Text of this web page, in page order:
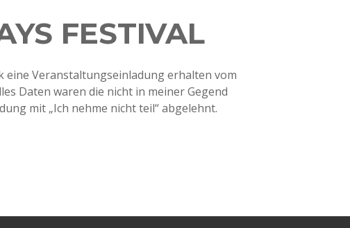
FESTIVAL
eine Veranstaltungseinladung erhalten vom
Daten waren die nicht in meiner Gegend
mit „Ich nehme nicht teil“ abgelehnt.